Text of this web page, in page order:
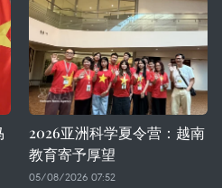
2026亚洲科学夏令营：越南
教育寄予厚望
05/08/2026 07:52